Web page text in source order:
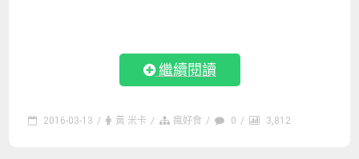
繼續閱讀
2016-03-13 / 黃 米卡 / 瘋好食 / 0 / 3,812